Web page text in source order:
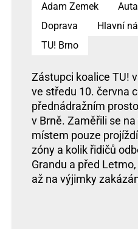
Adam Zemek Auta
Doprava
Hlavní
TU! Brno
Zástupci koalice TU!
ve středu 10. června
přednádražním
v Brně. Zaměřili se na
místem pouze
zóny a kolik řidičů
Grandu a před
až na výjimky